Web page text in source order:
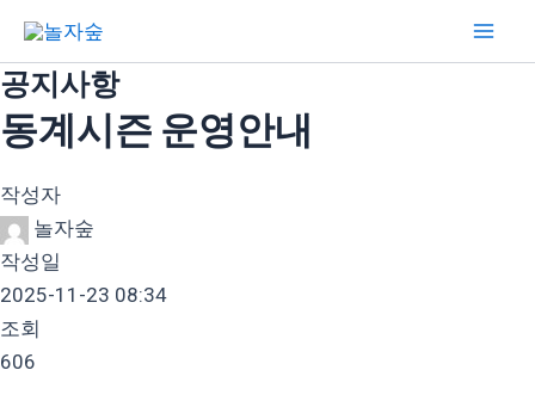
츠
로
건
너
뛰
기
공지사항
동계시즌 운영안내
작성자
놀자숲
작성일
2025-11-23 08:34
조회
606